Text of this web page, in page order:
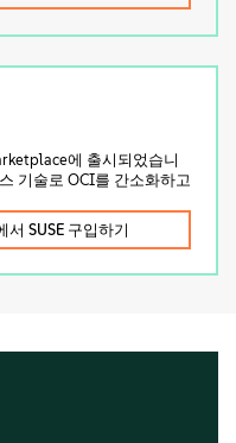
에 출시되었습니
기술로 OCI를 간소화하고
SUSE 구입하기